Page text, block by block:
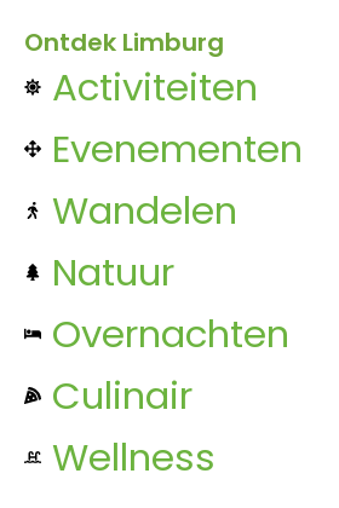
Ontdek Limburg
Activiteiten
Evenementen
Wandelen
Natuur
Overnachten
Culinair
Wellness